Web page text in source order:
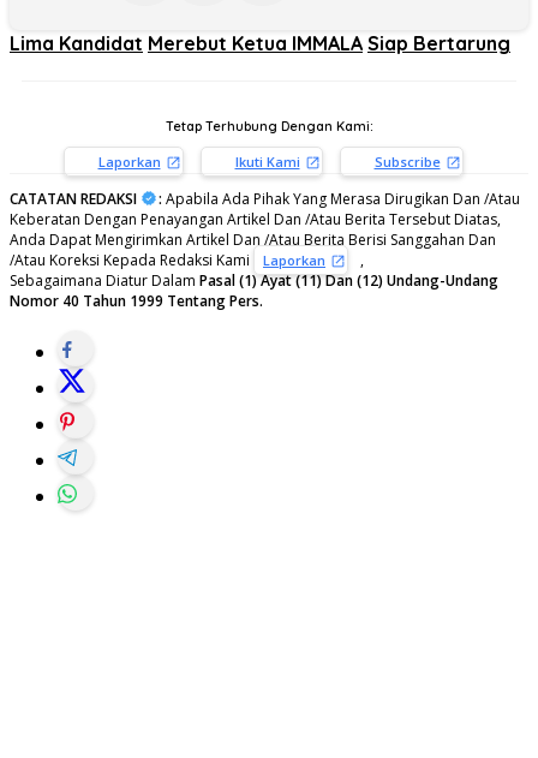
Lima Kandidat Merebut Ketua IMMALA Siap Bertarung
Tetap Terhubung Dengan Kami:
Laporkan Ikuti Kami Subscribe
CATATAN REDAKSI : Apabila Ada Pihak Yang Merasa Dirugikan Dan /Atau
Keberatan Dengan Penayangan Artikel Dan /Atau Berita Tersebut Diatas,
Anda Dapat Mengirimkan Artikel Dan /Atau Berita Berisi Sanggahan Dan
/Atau Koreksi Kepada Redaksi Kami
Laporkan
,
Sebagaimana Diatur Dalam Pasal (1) Ayat (11) Dan (12) Undang-Undang
Nomor 40 Tahun 1999 Tentang Pers.